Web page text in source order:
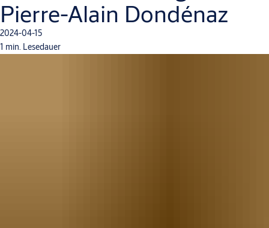
Pierre-Alain Dondénaz
2024-04-15
1 min. Lesedauer